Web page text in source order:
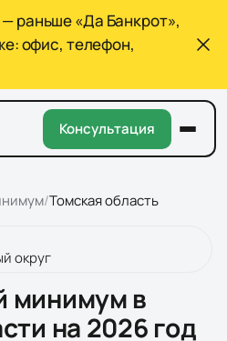
раньше «Да Банкрот»,
офис, телефон,
Консультация
/Томская область
округ
минимум в
на 2026 год